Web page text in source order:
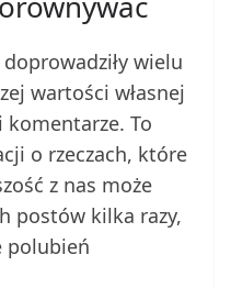
wielu
wartości własnej
To
o rzeczach, które
z nas może
postów kilka razy,
polubień